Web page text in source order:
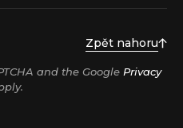
Zpět nahoru
and the Google Privacy